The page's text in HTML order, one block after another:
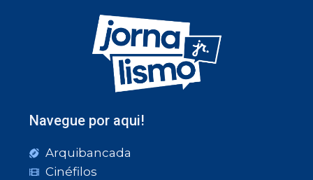
Navegue por aqui!
Arquibancada
Cinéfilos